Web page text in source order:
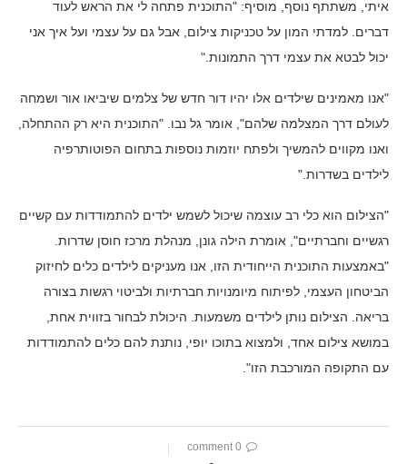
איתי, משתתף נוסף, מוסיף: "התוכנית פתחה לי את הראש לעוד
דברים. למדתי המון על טכניקות צילום, אבל גם על עצמי ועל איך אני
יכול לבטא את עצמי דרך התמונות."
"אנו מאמינים שילדים אלו יהיו דור חדש של צלמים שיביאו אור ושמחה
לעולם דרך המצלמה שלהם", אומר גל נבו. "התוכנית היא רק ההתחלה,
ואנו מקווים להמשיך ולפתח יוזמות נוספות בתחום הפוטותרפיה
לילדים בשדרות."
"הצילום הוא כלי רב עוצמה שיכול לשמש ילדים להתמודדות עם קשיים
רגשיים וחברתיים", אומרת הילה גונן, מנהלת מרכז חוסן שדרות.
"באמצעות התוכנית הייחודית הזו, אנו מעניקים לילדים כלים לחיזוק
הביטחון העצמי, לפיתוח מיומנויות חברתיות ולביטוי רגשות בצורה
בריאה. הצילום נותן לילדים משמעות. היכולת לבחור בזווית אחת,
במושא צילום אחד, ולמצוא בתוכו יופי, נותנת להם כלים להתמודדות
עם התקופה המורכבת הזו".
0 comment